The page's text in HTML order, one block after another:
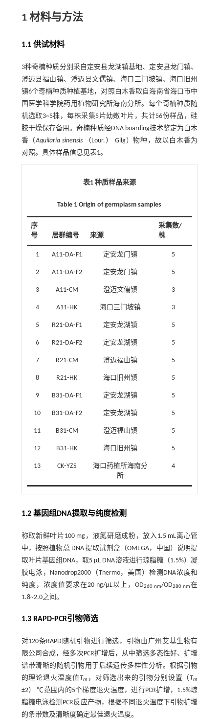
1 材料与方法
1.1 供试材料
3种奇楠种质分别采自定安县龙湖镇基地、定安县龙门镇、
澄迈县福山镇、澄迈县文儒镇、海口三门坡镇、海口旧州
镇6个奇楠种质种植基地，对照白木香取自海南省海口市中
国医学科学院药用植物研究所海南分所。每个奇楠种质随
机选取3~5株，每株采集5片幼嫩叶片，共计56份样品，硅
胶干燥保存备用。奇楠种质经DNA boarding技术鉴定为白木
香（Aquilaria sinensis（Lour.） Gilg）物种，故以白木香为
对照。具体样品信息见表1。
表1 种质样品来源
Table 1 Origin of germplasm samples
序
号
居群编号 来源
采集数/
株
1 A11⁃DA⁃F1 定安龙门镇 5
2 A11⁃DA⁃F2 定安龙门镇 5
3 A11⁃CM 澄迈文儒镇 3
4 A11⁃HK 海口三门坡镇 3
5 R21⁃DA⁃F1 定安龙湖镇 5
6 R21⁃DA⁃F2 定安龙湖镇 5
7 R21⁃CM 澄迈福山镇 5
8 R21⁃HK 海口旧州镇 5
9 B31⁃DA⁃F1 定安龙湖镇 5
10 B31⁃DA⁃F2 定安龙湖镇 5
11 B31⁃CM 澄迈福山镇 5
12 B31⁃HK 海口旧州镇 5
13 CK⁃YZS
海口药植所海南分
所
4
1.2 基因组DNA提取与纯度检测
称取新鲜叶片100 mg，液氮研磨成粉，放入1.5 mL离心管
中，按照植物总 DNA 提取试剂盒（OMEGA，中国）说明提
取叶片基因组DNA，取5 μL DNA溶液进行琼脂糖（1.5%）凝
胶电泳，Nanodrop2000（Thermo，美国）检测DNA浓度和
纯度，浓度值要求在20 ng/μL以上，OD260 nm/OD280 nm在
1.8~2.0之间。
1.3 RAPD⁃PCR引物筛选
对120条RAPD随机引物进行筛选，引物由广州艾基生物有
限公司合成，经多次PCR扩增后，从中筛选多态性好、扩增
谱带清晰的随机引物用于后续遗传多样性分析。根据引物
的理论退火温度值Tm ，对筛选出来的引物分别设置（Tm
±2） ℃范围内的5个梯度退火温度，进行PCR扩增，1.5%琼
脂糖电泳检测PCR反应产物，根据不同退火温度下引物扩增
的条带数及清晰度确定最佳退火温度。